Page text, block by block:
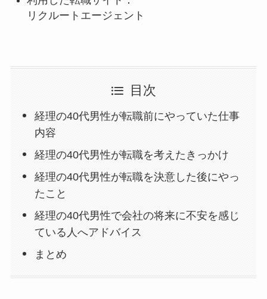
リクルートエージェント
目次
経理の40代男性が転職前にやっていた仕事
内容
経理の40代男性が転職を考えたきっかけ
経理の40代男性が転職を決意した後にやっ
たこと
経理の40代男性で会社の将来に不安を感じ
ている人へアドバイス
まとめ